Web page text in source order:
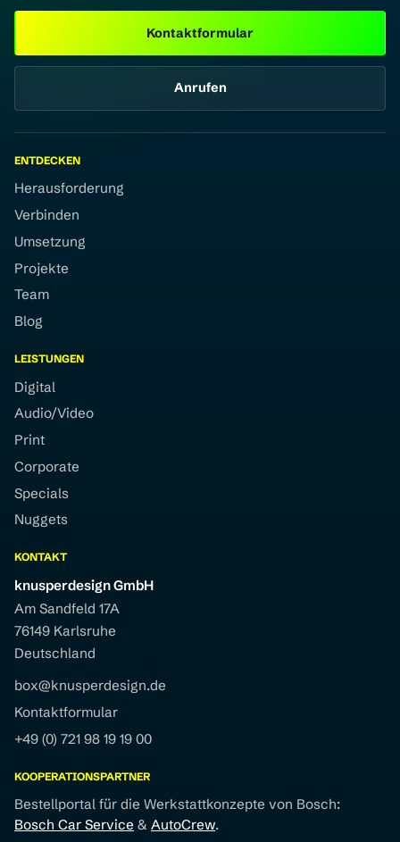
Kontaktformular
Anrufen
ENTDECKEN
Herausforderung
Verbinden
Umsetzung
Projekte
Team
Blog
LEISTUNGEN
Digital
Audio/Video
Print
Corporate
Specials
Nuggets
KONTAKT
knusperdesign GmbH
Am Sandfeld 17A
76149 Karlsruhe
Deutschland
box@knusperdesign.de
Kontaktformular
+49 (0) 721 98 19 19 00
KOOPERATIONSPARTNER
Bestellportal für die Werkstattkonzepte von Bosch:
Bosch Car Service & AutoCrew.